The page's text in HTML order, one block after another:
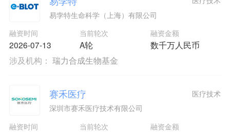
易孛特生命科学（上海）有限公司
融资时间
2026-07-13
当前轮次
A轮
融资金额
数千万人民币
涉及机构： 瑞力合成生物基金
赛禾医疗
深圳市赛禾医疗技术有限公司
融资时间
当前轮次 融资金额
医疗技术